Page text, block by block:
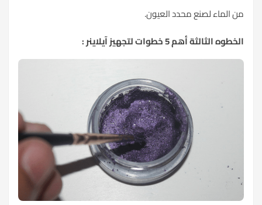
من الماء لصنع محدد العيون.
الخطوه الثالثة أهم 5 خطوات لتجهيز آيلاينر :